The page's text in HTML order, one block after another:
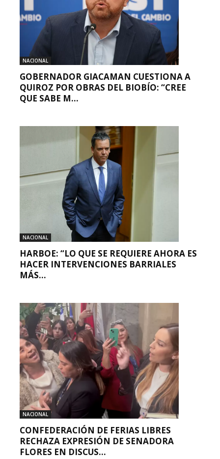
NACIONAL
GOBERNADOR GIACAMAN CUESTIONA A
QUIROZ POR OBRAS DEL BIOBÍO: “CREE
QUE SABE M...
NACIONAL
HARBOE: “LO QUE SE REQUIERE AHORA ES
HACER INTERVENCIONES BARRIALES
MÁS...
NACIONAL
CONFEDERACIÓN DE FERIAS LIBRES
RECHAZA EXPRESIÓN DE SENADORA
FLORES EN DISCUS...